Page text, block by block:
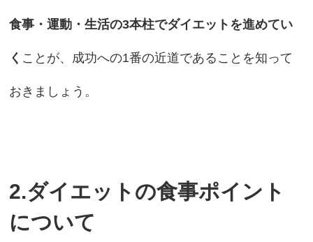
食事・運動・生活の3本柱でダイエットを進めてい
く ことが、成功への1番の近道であることを知って
おきましょう。
2.ダイエットの食事ポイント
について